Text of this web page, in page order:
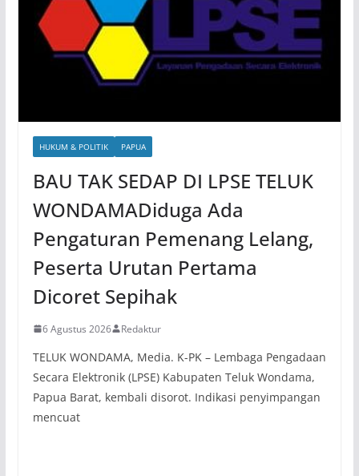
HUKUM & POLITIK PAPUA
BAU TAK SEDAP DI LPSE TELUK
WONDAMADiduga Ada
Pengaturan Pemenang Lelang,
Peserta Urutan Pertama
Dicoret Sepihak
6 Agustus 2026 Redaktur
TELUK WONDAMA, Media. K-PK – Lembaga Pengadaan
Secara Elektronik (LPSE) Kabupaten Teluk Wondama,
Papua Barat, kembali disorot. Indikasi penyimpangan
mencuat